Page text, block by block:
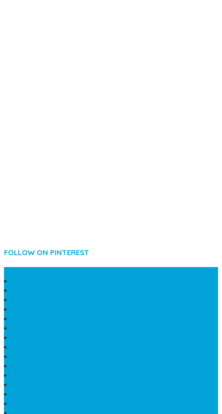
FOLLOW ON PINTEREST